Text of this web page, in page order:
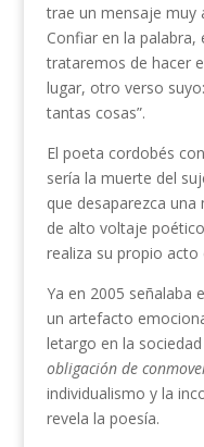
trae un mensaje muy
Confiar en la
trataremos de hacer
lugar, otro verso
tantas cosas”.
El poeta cordobés
sería la muerte del
que desaparezca
de alto voltaje
realiza su propio
Ya en 2005 señalaba
un artefacto
letargo en la
obligación de
individualismo y la
revela la poesía.